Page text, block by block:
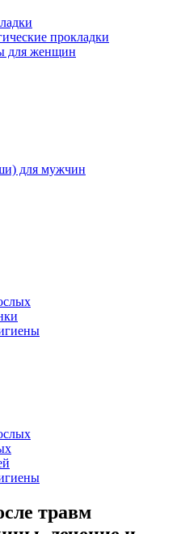
прокладки
для женщин
для мужчин
травм